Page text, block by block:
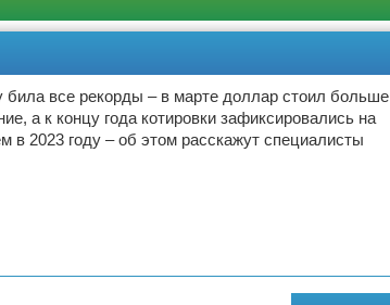
била все рекорды – в марте доллар стоил больше
а к концу года котировки зафиксировались на
в 2023 году – об этом расскажут специалисты